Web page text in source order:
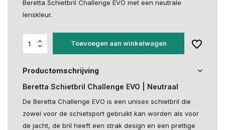
Beretta Schietbril Challenge EVO met een neutrale
lenskleur.
Toevoegen aan winkelwagen
Productomschrijving
Beretta Schietbril Challenge EVO | Neutraal
De Beretta Challenge EVO is een unisex schietbril die
zowel voor de schietsport gebruikt kan worden als voor
de jacht, de bril heeft een strak design en een prettige